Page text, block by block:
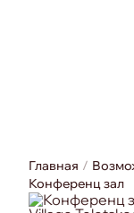
Главная
Конференц зал